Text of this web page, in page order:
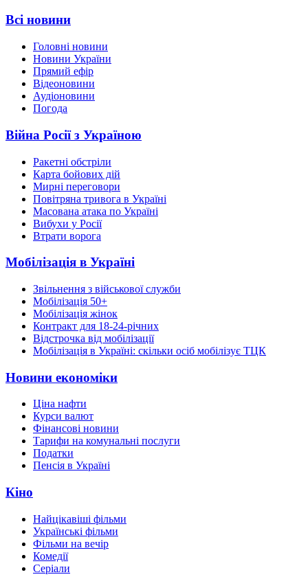
Всі новини
Головні новини
Новини України
Прямий ефір
Відеоновини
Аудіоновини
Погода
Війна Росії з Україною
Ракетні обстріли
Карта бойових дій
Мирні переговори
Повітряна тривога в Україні
Масована атака по Україні
Вибухи у Росії
Втрати ворога
Мобілізація в Україні
Звільнення з військової служби
Мобілізація 50+
Мобілізація жінок
Контракт для 18-24-річних
Відстрочка від мобілізації
Мобілізація в Україні: скільки осіб мобілізує ТЦК
Новини економіки
Ціна нафти
Курси валют
Фінансові новини
Тарифи на комунальні послуги
Податки
Пенсія в Україні
Кіно
Найцікавіші фільми
Українські фільми
Фільми на вечір
Комедії
Серіали